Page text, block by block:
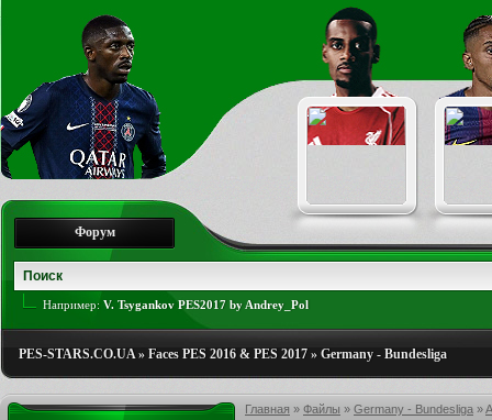
Форум
Например: V. Tsygankov PES2017 by Andrey_Pol
PES-STARS.CO.UA» Faces PES 2016 & PES 2017 » Germany - Bundesliga
Главная » Файлы » Germany - Bundesliga »